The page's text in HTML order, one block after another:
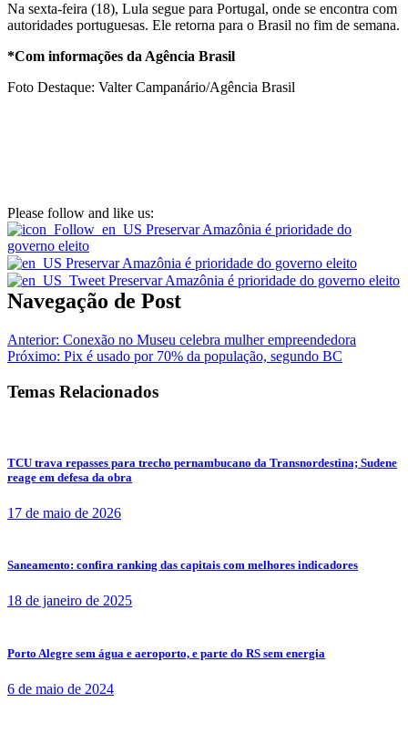
Na sexta-feira (18), Lula segue para Portugal, onde se encontra com
autoridades portuguesas. Ele retorna para o Brasil no fim de semana.
*Com informações da Agência Brasil
Foto Destaque: Valter Campanário/Agência Brasil
Please follow and like us:
Navegação de Post
Anterior: Conexão no Museu celebra mulher empreendedora
Próximo: Pix é usado por 70% da população, segundo BC
Temas Relacionados
TCU trava repasses para trecho pernambucano da Transnordestina; Sudene
reage em defesa da obra
17 de maio de 2026
Saneamento: confira ranking das capitais com melhores indicadores
18 de janeiro de 2025
Porto Alegre sem água e aeroporto, e parte do RS sem energia
6 de maio de 2024